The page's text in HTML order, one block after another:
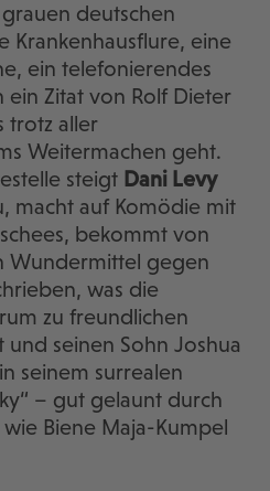
deutschen
Krankenhausflure, eine
ein telefonierendes
ein Zitat von Rolf Dieter
trotz aller
Weitermachen geht.
steigt Dani Levy
macht auf Komödie mit
bekommt von
Wundermittel gegen
was die
zu freundlichen
seinen Sohn Joshua
seinem surrealen
– gut gelaunt durch
Biene Maja-Kumpel